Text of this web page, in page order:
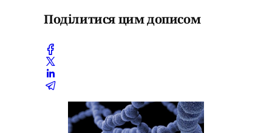
Поділитися цим дописом